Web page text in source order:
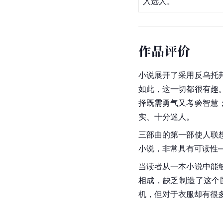
作品评价
小说展开了采用反乌
如此，这一切都很有趣
择既需勇气又考验智慧
实、十分迷人。
三部曲的第一部使人联
小说，非常具有可读
当读者从一本小说中能
相成，缺乏制造了这
机，但对于衣服却有很